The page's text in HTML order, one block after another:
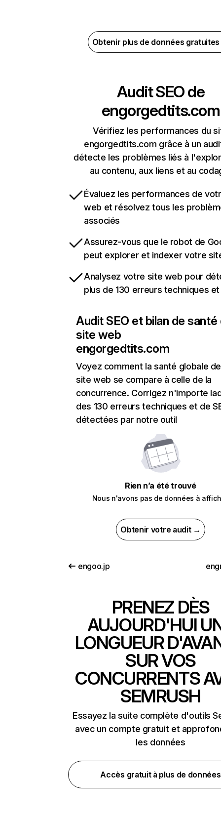
Obtenir plus de données
Audit SEO de
engorgedtits.com
Vérifiez les performances du
engorgedtits.com grâce à un
détecte les problèmes liés à
au contenu, aux liens et au
Évaluez les performances de
web et résolvez tous les
associés
Assurez-vous que le robot de
peut explorer et indexer votre
Analysez votre site web pour
plus de 130 erreurs techniques et
Audit SEO et bilan de santé
site web
engorgedtits.com
Voyez comment la santé globale
site web se compare à celle de la
concurrence. Corrigez n'importe
des 130 erreurs techniques et de
détectées par notre outil
Rien n’a été trouvé
Nous n'avons pas de données à
Obtenir votre audit →
engoo.jp
PRENEZ DÈS
AUJOURD'HUI
LONGUEUR
SUR VOS
CONCURRENTS
SEMRUSH
Essayez la suite complète d'outils
avec un compte gratuit et
les données
Accès gratuit à plus de données